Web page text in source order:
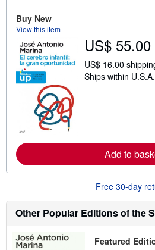
Buy New
View this item
US$ 55.00
US$ 16.00
Ships within U.S.A.
Add to
Free 30-day
Other Popular Editions of the
Featured